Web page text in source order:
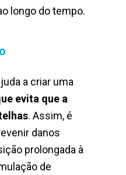
longo do tempo.
a criar uma
evita que a
. Assim, é
danos
prolongada à
de